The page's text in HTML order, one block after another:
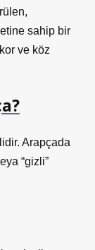
sahip bir
ve köz
Arapçada